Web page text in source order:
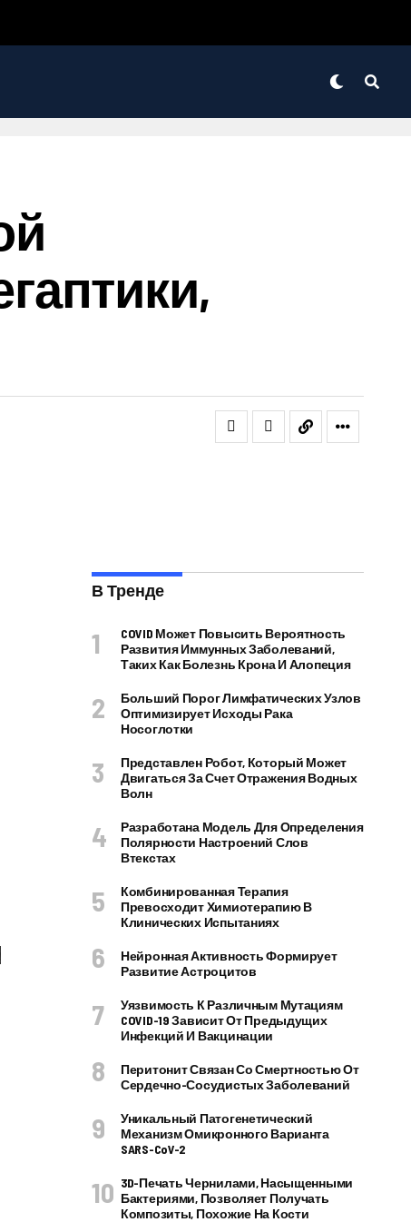
В Тренде
COVID Может Повысить Вероятность
Развития Иммунных Заболеваний,
Таких Как Болезнь Крона И Алопеция
Больший Порог Лимфатических Узлов
Оптимизирует Исходы Рака
Носоглотки
Представлен Робот, Который Может
Двигаться За Счет Отражения Водных
Волн
Разработана Модель Для Определения
Полярности Настроений Слов
Втекстах
Комбинированная Терапия
Превосходит Химиотерапию В
Клинических Испытаниях
Нейронная Активность Формирует
Развитие Астроцитов
Уязвимость К Различным Мутациям
COVID-19 Зависит От Предыдущих
Инфекций И Вакцинации
Перитонит Связан Со Смертностью От
Сердечно-Сосудистых Заболеваний
Уникальный Патогенетический
Механизм Омикронного Варианта
SARS-CoV-2
3D-Печать Чернилами, Насыщенными
Бактериями, Позволяет Получать
Композиты, Похожие На Кости